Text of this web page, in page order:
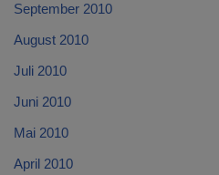
September 2010
August 2010
Juli 2010
Juni 2010
Mai 2010
April 2010